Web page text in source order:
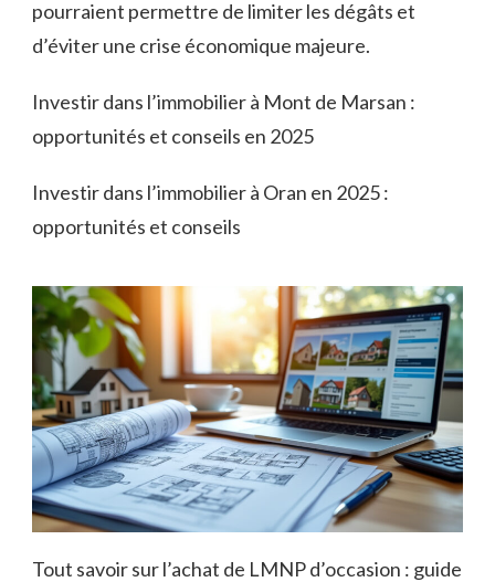
pourraient permettre de limiter les dégâts et
d’éviter une crise économique majeure.
Investir dans l’immobilier à Mont de Marsan :
opportunités et conseils en 2025
Investir dans l’immobilier à Oran en 2025 :
opportunités et conseils
Tout savoir sur l’achat de LMNP d’occasion : guide